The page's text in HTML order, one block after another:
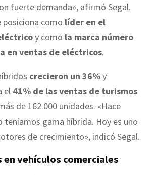
fuerte demanda», afirmó Segal.
posiciona como líder en el
y como la marca número
en ventas de eléctricos.
crecieron un 36%y
el 41% de las ventas de turismos
de 162.000 unidades. «Hace
teníamos gama híbrida. Hoy es uno
de crecimiento», indicó Segal.
vehículos comerciales